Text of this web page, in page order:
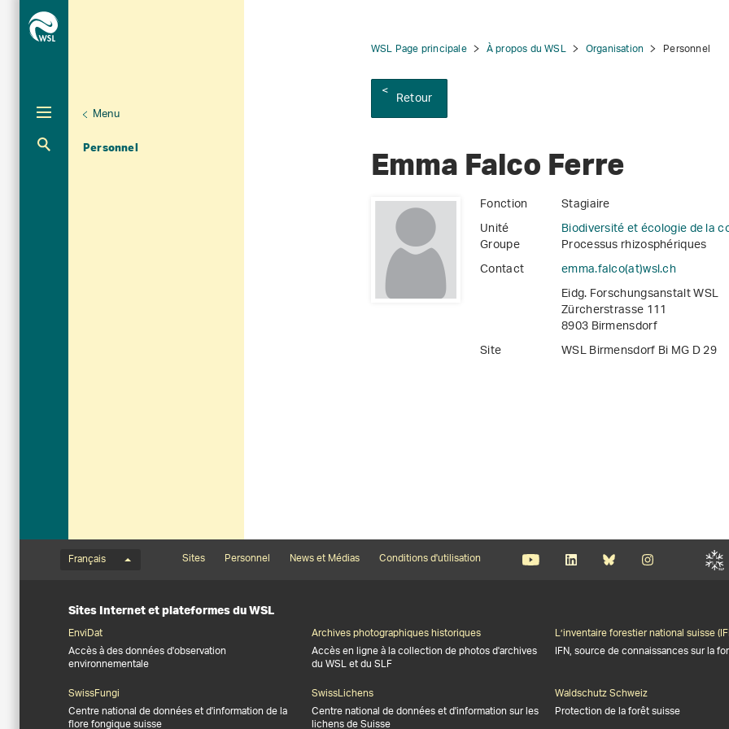
Unternavigation
Menu
Personnel
Aktuelle Navigation
WSL Page principale À propos du WSL Organisation Personnel
Retour
Emma Falco Ferre
Fonction
Stagiaire
Unité
Biodiversité et écologie de la
Groupe
Processus rhizosphériques
Contact
emma.falco(at)wsl.ch
Eidg. Forschungsanstalt WSL
Zürcherstrasse 111
8903 Birmensdorf
Site
WSL Birmensdorf Bi MG D 29
Menu de langue
Français
Footernavigation
Sites Personnel News et Médias Conditions d'utilisation
Sites Internet et plateformes du WSL
EnviDat
Accès à des données d'observation
environnementale
Archives photographiques historiques
Accès en ligne à la collection de photos d'archives
du WSL et du SLF
L’inventaire forestier national suisse
IFN, source de connaissances sur la
SwissFungi
Centre national de données et d'information de la
flore fongique suisse
SwissLichens
Centre national de données et d'information sur les
lichens de Suisse
Waldschutz Schweiz
Protection de la forêt suisse